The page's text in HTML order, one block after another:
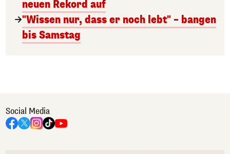
neuen Rekord auf
"Wissen nur, dass er noch lebt" – bangen
bis Samstag
Social Media